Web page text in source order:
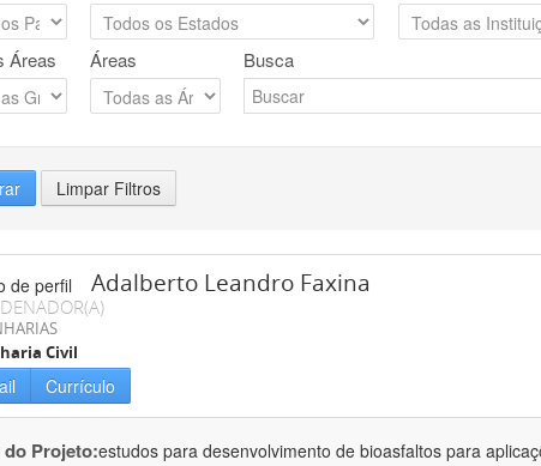
Áreas Áreas Busca
Limpar Filtros
Adalberto Leandro Faxina
Civil
Currículo
Projeto:estudos para desenvolvimento de bioasfaltos para